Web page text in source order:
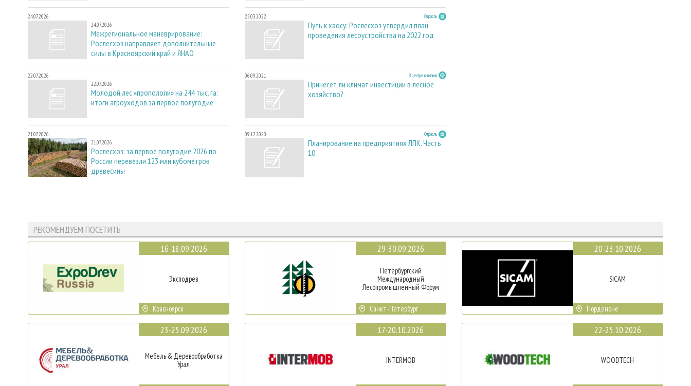
24.07.2026
24.07.2026
Межрегиональное маневрирование:
Рослесхоз направляет дополнительные
силы в Красноярский край и ЯНАО
22.07.2026
22.07.2026
Молодой лес «пропололи» на 244 тыс. га:
итоги агроуходов за первое полугодие
21.07.2026
21.07.2026
Рослесхоз: за первое полугодие 2026 по
России перевезли 123 млн кубометров
древесины
25.03.2022 Отрасль
Путь к хаосу: Рослесхоз утвердил план
проведения лесоустройства на 2022 год
06.09.2021 В центре внимания
Принесет ли климат инвестиции в лесное
хозяйство?
09.12.2020 Отрасль
Планирование на предприятиях ЛПК. Часть
10
РЕКОМЕНДУЕМ ПОСЕТИТЬ
16-18.09.2026
Эксподрев
Красноярск
23-25.09.2026
Мебель & Деревообработка
Урал
29-30.09.2026
Петербургский
Международный
Лесопромышленный Форум
Санкт-Петербург
17-20.10.2026
INTERMOB
20-23.10.2026
SICAM
Порденоне
22-25.10.2026
WOODTECH